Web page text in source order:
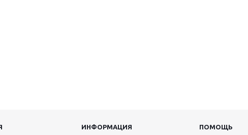
ИНФОРМАЦИЯ
ПОМОЩЬ